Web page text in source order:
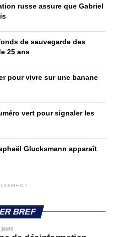
russe assure que Gabriel
de sauvegarde des
25 ans
pour vivre sur une banane
vert pour signaler les
Glucksmann apparaît
BREF
jours